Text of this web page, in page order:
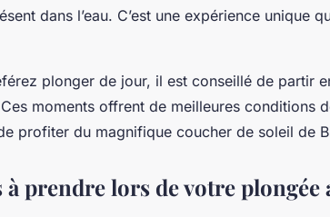
dans l’eau. C’est une expérience unique
plonger de jour, il est conseillé de partir
moments offrent de meilleures conditions
profiter du magnifique coucher de soleil de
prendre lors de votre plongée